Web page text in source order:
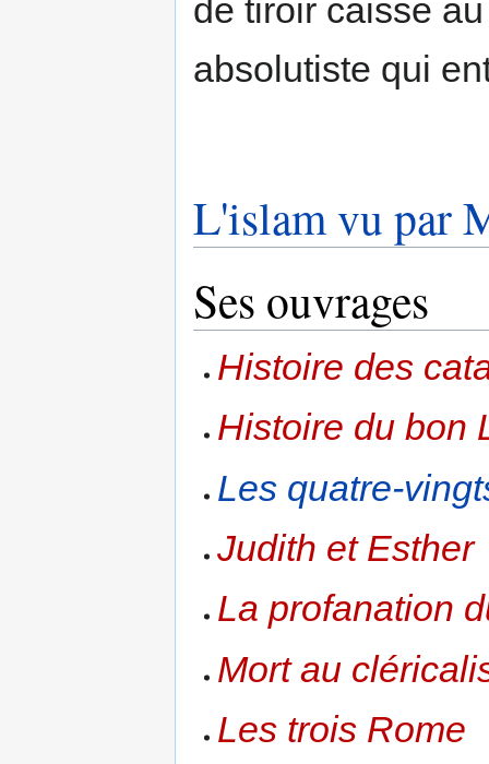
de tiroir caisse
absolutiste qui
L'islam vu par
Ses ouvrages
Histoire des
Histoire du bon
Les quatre-
Judith et Esther
La profanation
Mort au
Les trois Rome